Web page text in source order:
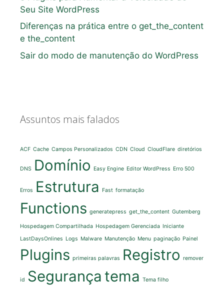
Seu Site WordPress
Diferenças na prática entre o get_the_content
e the_content
Sair do modo de manutenção do WordPress
Assuntos mais falados
ACF Cache Campos Personalizados CDN Cloud CloudFlare diretórios
DNS Domínio Easy Engine Editor WordPress Erro 500
Erros Estrutura Fast formatação
Functions generatepress get_the_content Gutemberg
Hospedagem Compartilhada Hospedagem Gerenciada Iniciante
LastDaysOnlines Logs Malware Manutenção Menu paginação Painel
Plugins primeiras palavras Registro remover
id Segurança tema Tema filho